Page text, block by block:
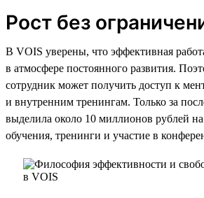
Рост без
В VOIS уверены, что эффективная
в атмосфере постоянного развития.
сотрудник может получить доступ к
и внутренним тренингам. Только за
выделила около 10 миллионов рублей
обучения, тренинги и участие в